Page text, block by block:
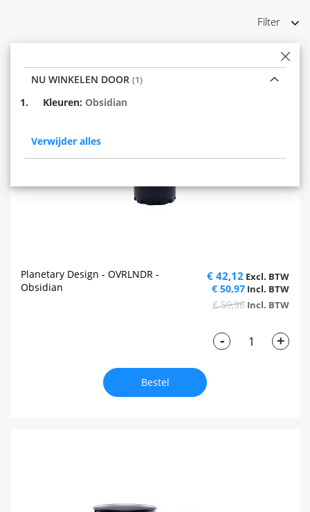
Filter
NU WINKELEN DOOR
Kleuren Obsidian
Verwijder
Verwijder alles
Planetary Design - OVRLNDR -
Obsidian
€ 42,12
€ 50,97
€ 59,96
- +
Bestel